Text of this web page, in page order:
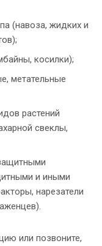
(навоза, жидких и
косилки);
метательные
растений
свеклы,
и иными
нарезатели
или позвоните,